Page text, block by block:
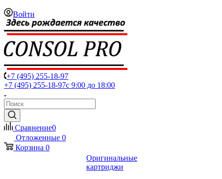
Войти
+7 (495) 255-18-97
+7 (495) 255-18-97с 9:00 до 18:00
Сравнение0
Отложенные 0
Корзина 0
Оригинальные
картриджи